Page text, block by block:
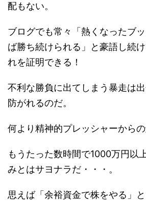
配もない。
ブログでも常々「熱くなったブ
ば勝ち続けられる」と豪語し続
れを証明できる！
不利な勝負に出てしまう暴走は
防がれるのだ。
何より精神的プレッシャーからの
もうたった数時間で1000万円以
みとはサヨナラだ・・・。
思えば「余裕資金で株をやる」